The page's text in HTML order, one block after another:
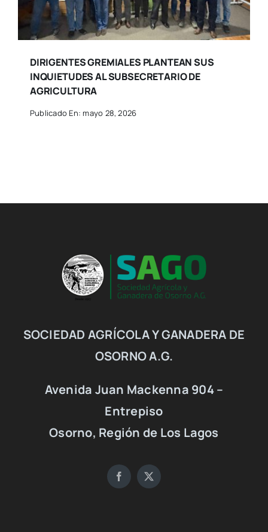
DIRIGENTES GREMIALES PLANTEAN SUS
INQUIETUDES AL SUBSECRETARIO DE
AGRICULTURA
Publicado En: mayo 28, 2026
SOCIEDAD AGRÍCOLA Y GANADERA DE
OSORNO A.G.
Avenida Juan Mackenna 904 –
Entrepiso
Osorno, Región de Los Lagos